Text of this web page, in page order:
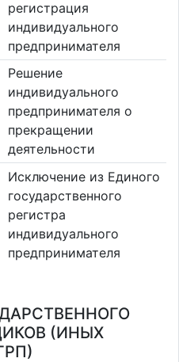
регистрация
индивидуального
предпринимателя
Решение
индивидуального
предпринимателя о
прекращении
деятельности
Исключение из Единого
государственного
регистра
индивидуального
предпринимателя
(ИНЫХ